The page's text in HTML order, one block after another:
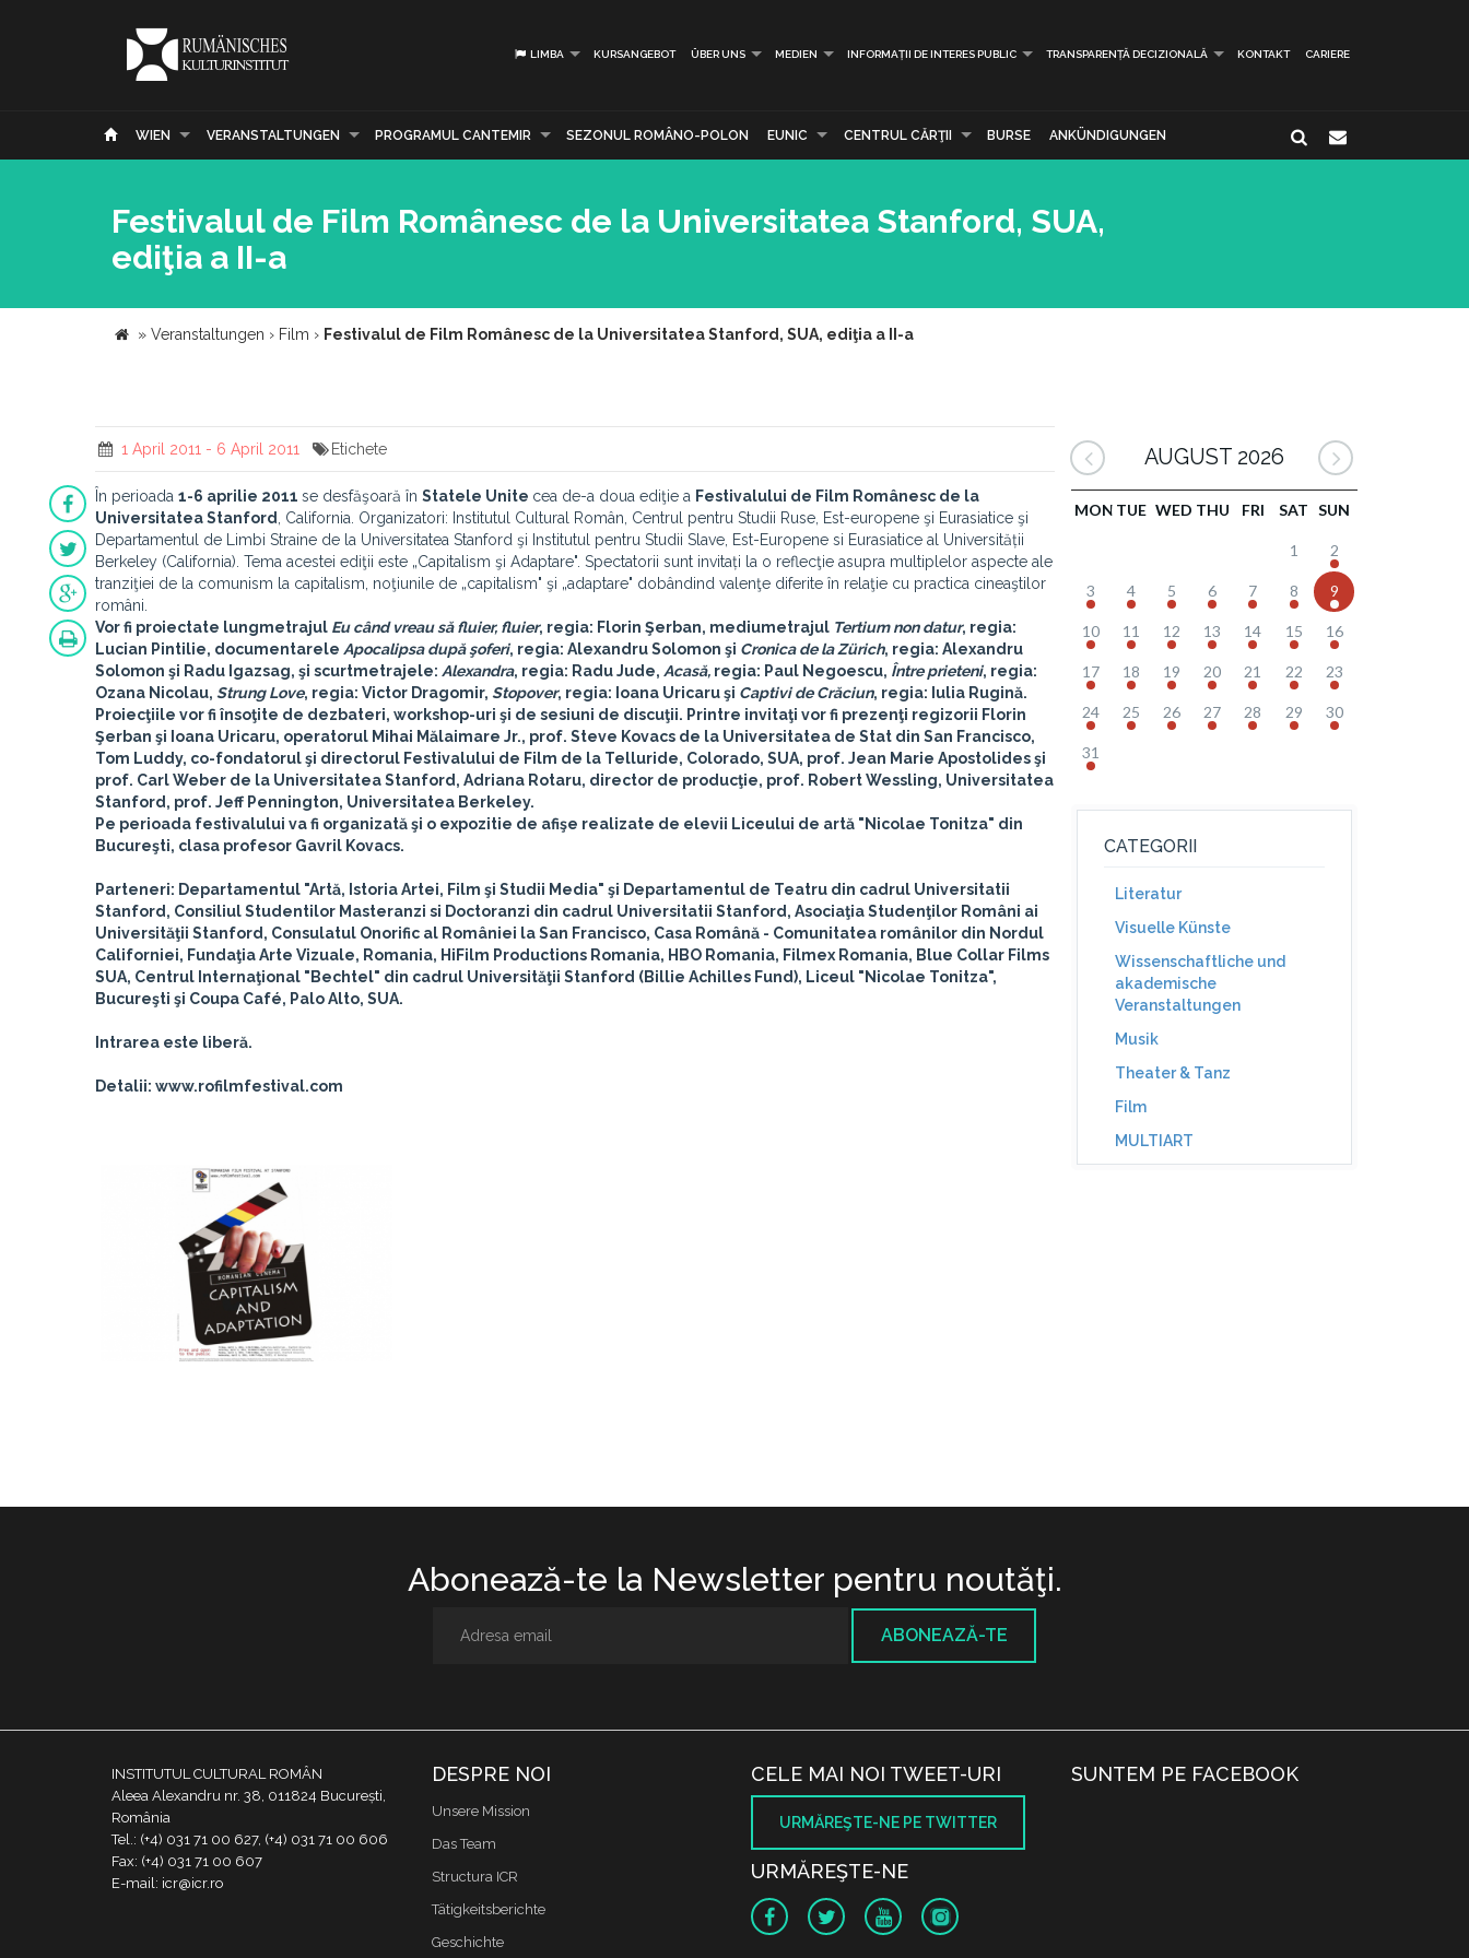
LIMBA KURSANGEBOT ÜBER UNS MEDIEN INFORMAȚII DE INTERES PUBLIC TRANSPARENȚĂ DECIZIONALĂ KONTAKT CARIERE
WIEN VERANSTALTUNGEN PROGRAMUL CANTEMIR SEZONUL ROMÂNO-POLON EUNIC CENTRUL CĂRŢII BURSE ANKÜNDIGUNGEN
Festivalul de Film Românesc de la Universitatea Stanford, SUA,
ediţia a II-a
» Veranstaltungen › Film › Festivalul de Film Românesc de la Universitatea Stanford, SUA, ediţia a II-a
1 April 2011 - 6 April 2011 Etichete
În perioada 1-6 aprilie 2011 se desfăşoară în Statele Unite cea de-a doua ediţie a Festivalului de Film Românesc de la
Universitatea Stanford
, California. Organizatori: Institutul Cultural Român, Centrul pentru Studii Ruse, Est-europene şi Eurasiatice şi
Departamentul de Limbi Straine de la Universitatea Stanford şi Institutul pentru Studii Slave, Est-Europene si Eurasiatice al Universității
Berkeley (California). Tema acestei ediţii este „Capitalism şi Adaptare". Spectatorii sunt invitați la o reflecţie asupra multiplelor aspecte ale
tranziţiei de la comunism la capitalism, noţiunile de „capitalism" şi „adaptare" dobândind valenţe diferite în relaţie cu practica cineaştilor
români.
Vor fi proiectate lungmetrajul Eu când vreau să fluier, fluier, regia: Florin Şerban, mediumetrajul Tertium non datur, regia:
Lucian Pintilie, documentarele Apocalipsa după şoferi, regia: Alexandru Solomon şi Cronica de la Zürich, regia: Alexandru
Solomon şi Radu Igazsag, şi scurtmetrajele: Alexandra, regia: Radu Jude, Acasă, regia: Paul Negoescu, Între prieteni, regia:
Ozana Nicolau, Strung Love, regia: Victor Dragomir, Stopover, regia: Ioana Uricaruşi Captivi de Crăciun, regia: Iulia Rugină.
Proiecţiile vor fi însoţite de dezbateri, workshop-uri şi de sesiuni de discuţii. Printre invitaţi vor fi prezenţi regizorii Florin
Şerban şi Ioana Uricaru, operatorul Mihai Mălaimare Jr., prof. Steve Kovacs de la Universitatea de Stat din San Francisco,
Tom Luddy, co-fondatorul şi directorul Festivalului de Film de la Telluride, Colorado, SUA, prof. Jean Marie Apostolidesşi
prof. Carl Weber de la Universitatea Stanford, Adriana Rotaru, director de producţie, prof. Robert Wessling, Universitatea
Stanford, prof. Jeff Pennington, Universitatea Berkeley.
Pe perioada festivalului va fi organizată şi o expozitie de afişe realizate de elevii Liceului de artă "Nicolae Tonitza" din
Bucureşti, clasa profesor Gavril Kovacs.
Parteneri: Departamentul "Artă, Istoria Artei, Film şi Studii Media" şi Departamentul de Teatru din cadrul Universitatii
Stanford, Consiliul Studentilor Masteranzi si Doctoranzi din cadrul Universitatii Stanford, Asociaţia Studenţilor Români ai
Universităţii Stanford, Consulatul Onorific al României la San Francisco, Casa Română - Comunitatea românilor din Nordul
Californiei, Fundaţia Arte Vizuale, Romania, HiFilm Productions Romania, HBO Romania, Filmex Romania, Blue Collar Films
SUA, Centrul Internaţional "Bechtel" din cadrul Universităţii Stanford (Billie Achilles Fund), Liceul "Nicolae Tonitza",
Bucureşti şi Coupa Café, Palo Alto, SUA.
Intrarea este liberă.
Detalii: www.rofilmfestival.com
AUGUST 2026
MON TUE WED THU FRI SAT SUN
1 2
3 4 5 6 7 8 9
10 11 12 13 14 15 16
17 18 19 20 21 22 23
24 25 26 27 28 29 30
31
CATEGORII
Literatur
Visuelle Künste
Wissenschaftliche und
akademische
Veranstaltungen
Musik
Theater & Tanz
Film
MULTIART
Abonează-te la Newsletter pentru noutăţi.
ABONEAZĂ-TE
INSTITUTUL CULTURAL ROMÂN
Aleea Alexandru nr. 38, 011824 București,
România
Tel.: (+4) 031 71 00 627, (+4) 031 71 00 606
Fax: (+4) 031 71 00 607
E-mail: icr@icr.ro
DESPRE NOI
Unsere Mission
Das Team
Structura ICR
Tätigkeitsberichte
Geschichte
CELE MAI NOI TWEET-URI
URMĂREŞTE-NE PE TWITTER
URMĂREŞTE-NE
SUNTEM PE FACEBOOK